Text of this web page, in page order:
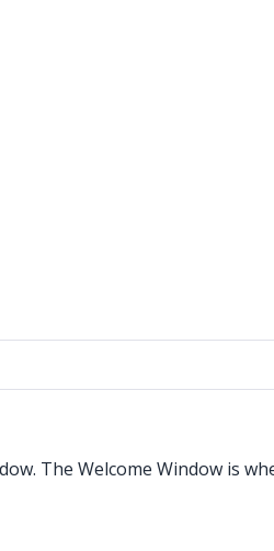
The Welcome Window is